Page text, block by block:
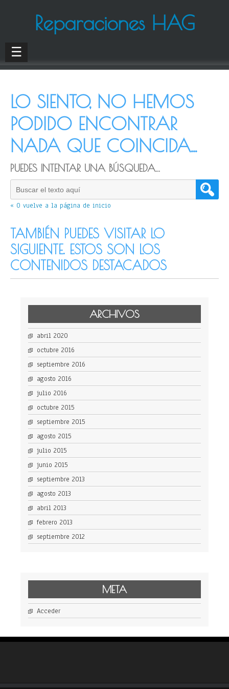
Reparaciones HAG
☰
LO SIENTO, NO HEMOS
PODIDO ENCONTRAR
NADA QUE COINCIDA...
PUEDES INTENTAR UNA BÚSQUEDA...
« O vuelve a la página de inicio
TAMBIÉN PUEDES VISITAR LO
SIGUIENTE. ESTOS SON LOS
CONTENIDOS DESTACADOS
ARCHIVOS
abril 2020
octubre 2016
septiembre 2016
agosto 2016
julio 2016
octubre 2015
septiembre 2015
agosto 2015
julio 2015
junio 2015
septiembre 2013
agosto 2013
abril 2013
febrero 2013
septiembre 2012
META
Acceder